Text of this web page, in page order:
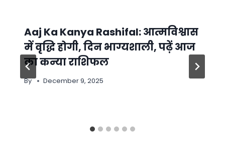
Aaj Ka Kanya Rashifal: आत्मविश्वास
में वृद्धि होगी, दिन भाग्यशाली, पढ़ें आज
का कन्या राशिफल
By December 9, 2025